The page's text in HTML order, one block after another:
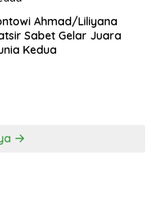
Ahmad/Liliyana
Sabet Gelar Juara
Kedua